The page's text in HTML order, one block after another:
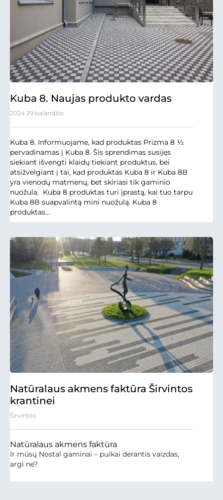
Kuba 8. Naujas produkto vardas
2024 29 balandžio
Kuba 8. Informuojame, kad produktas Prizma 8 ½
pervadinamas į Kuba 8. Šis sprendimas susijęs
siekiant išvengti klaidų tiekiant produktus, bei
atsižvelgiant į tai, kad produktas Kuba 8 ir Kuba 8B
yra vienodų matmenų, bet skiriasi tik gaminio
nuožula. Kuba 8 produktas turi įprastą, kai tuo tarpu
Kuba 8B suapvalintą mini nuožulą. Kuba 8
produktas...
Natūralaus akmens faktūra Širvintos
krantinei
Širvintos
Natūralaus akmens faktūra
Ir mūsų Nostal gaminai – puikai derantis vaizdas,
argi ne?